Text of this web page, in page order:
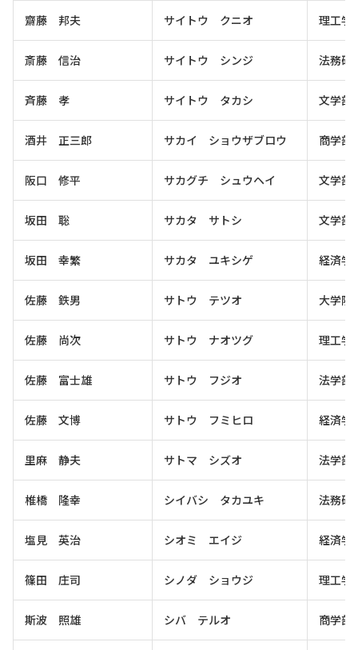
齋藤 邦夫 サイトウ クニオ 理工学
斎藤 信治 サイトウ シンジ 法務研
斉藤 孝 サイトウ タカシ 文学部
酒井 正三郎 サカイ ショウザブロウ 商学部
阪口 修平 サカグチ シュウヘイ 文学部
坂田 聡 サカタ サトシ 文学部
坂田 幸繁 サカタ ユキシゲ 経済学
佐藤 鉄男 サトウ テツオ 大学院
佐藤 尚次 サトウ ナオツグ 理工学
佐藤 富士雄 サトウ フジオ 法学部
佐藤 文博 サトウ フミヒロ 経済学
里麻 静夫 サトマ シズオ 法学部
椎橋 隆幸 シイバシ タカユキ 法務研
塩見 英治 シオミ エイジ 経済学
篠田 庄司 シノダ ショウジ 理工学
斯波 照雄 シバ テルオ 商学部